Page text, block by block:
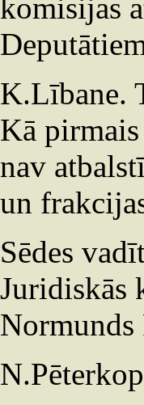
komisijas
K.Lībane.
Kā
nav
un
Sēdes
Juridiskās